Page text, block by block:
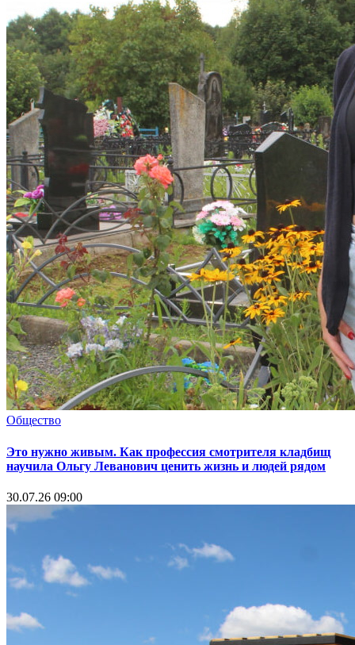
Общество
Это нужно живым. Как профессия смотрителя кладбищ
научила Ольгу Леванович ценить жизнь и людей рядом
30.07.26 09:00